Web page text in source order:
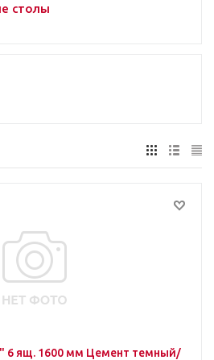
столы
6 ящ. 1600 мм Цемент темный/